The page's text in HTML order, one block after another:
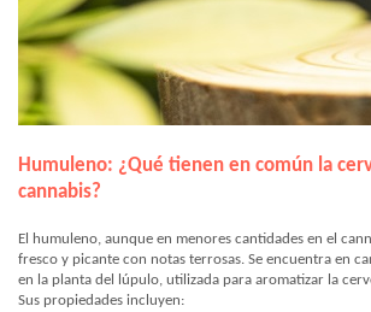
Humuleno: ¿Qué tienen en común la
cannabis?
El humuleno, aunque en menores cantidades en el
fresco y picante con notas terrosas. Se encuentra en
en la planta del lúpulo, utilizada para aromatizar la
Sus propiedades incluyen: